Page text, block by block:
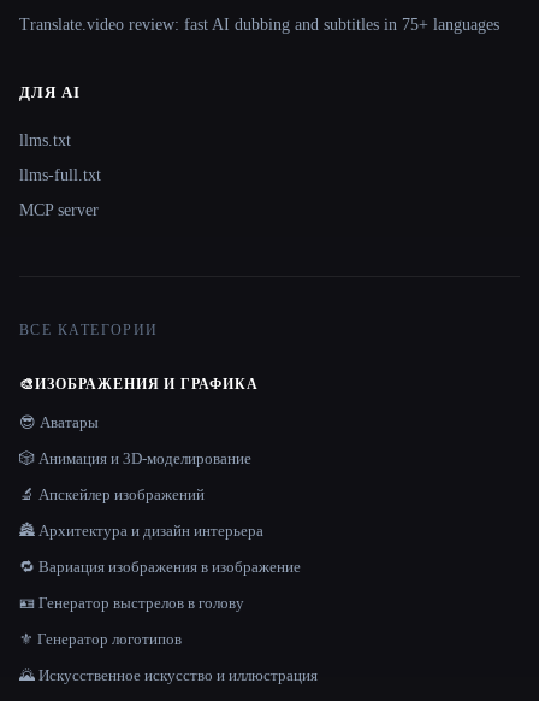
Translate.video review: fast AI dubbing and subtitles in 75+ languages
ДЛЯ AI
llms.txt
llms-full.txt
MCP server
ВСЕ КАТЕГОРИИ
🎨ИЗОБРАЖЕНИЯ И ГРАФИКА
😎 Аватары
🎲 Анимация и 3D-моделирование
🔬 Апскейлер изображений
🏯 Архитектура и дизайн интерьера
🔁 Вариация изображения в изображение
🪪 Генератор выстрелов в голову
⚜️ Генератор логотипов
🌄 Искусственное искусство и иллюстрация